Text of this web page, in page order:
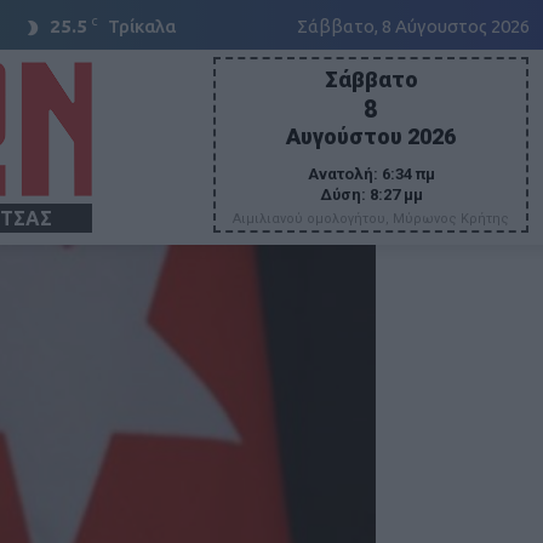
25.5 C Τρίκαλα Σάββατο, 8 Αύγουστος 2026
Σάββατο
8
Αυγούστου 2026
Ανατολή: 6:34 πμ
Δύση: 8:27 μμ
Αιμιλιανού ομολογήτου, Μύρωνος Κρήτης